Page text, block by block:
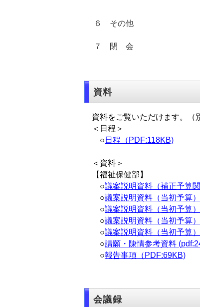
６ その他
７ 閉 会
資料
資料をご覧いただけます。（
＜日程＞
○ 日程（PDF:118KB)
＜資料＞
【福祉保健部】
○議案説明資料（補正予算
○議案説明資料（当初予算
○議案説明資料（当初予算
○議案説明資料（当初予算
○議案説明資料（当初予算
○請願・陳情参考資料
○報告事項（PDF:69KB)
会議録